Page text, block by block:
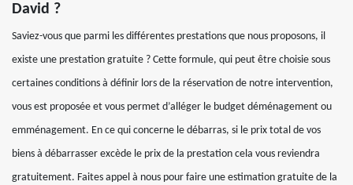
David ?
Saviez-vous que parmi les différentes prestations que nous proposons, il
existe une prestation gratuite ? Cette formule, qui peut être choisie sous
certaines conditions à définir lors de la réservation de notre intervention,
vous est proposée et vous permet d’alléger le budget déménagement ou
emménagement. En ce qui concerne le débarras, si le prix total de vos
biens à débarrasser excède le prix de la prestation cela vous reviendra
gratuitement. Faites appel à nous pour faire une estimation gratuite de la